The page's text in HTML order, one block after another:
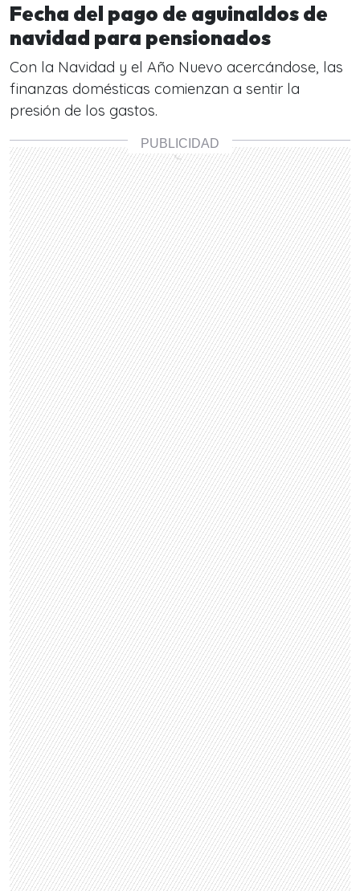
Fecha del pago de aguinaldos de
navidad para pensionados
Con la Navidad y el Año Nuevo acercándose, las
finanzas domésticas comienzan a sentir la
presión de los gastos.